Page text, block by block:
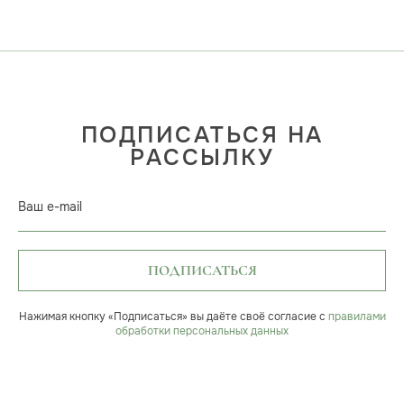
ПОДПИСАТЬСЯ НА
РАССЫЛКУ
Ваш e-mail
ПОДПИСАТЬСЯ
Нажимая кнопку «Подписаться» вы даёте своё согласие с правилами
обработки персональных данных